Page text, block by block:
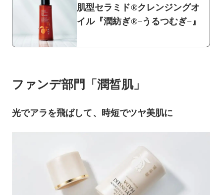
肌型セラミド®クレンジングオ
イル『潤紡ぎ®−うるつむぎ−』
ファンデ部門「潤皙肌」
光でアラを飛ばして、時短でツヤ美肌に